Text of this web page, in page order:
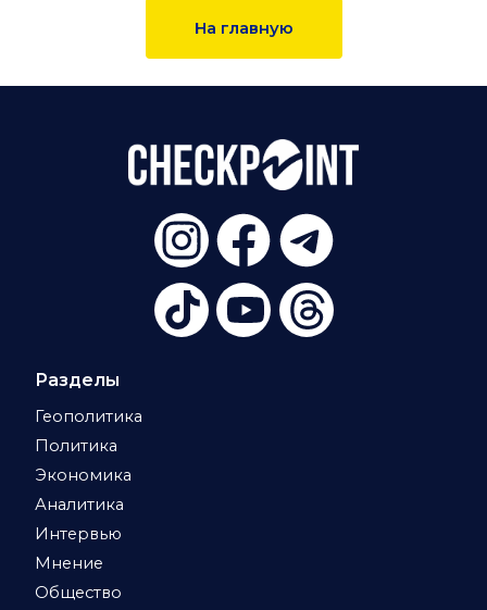
На главную
Разделы
Геополитика
Политика
Экономика
Аналитика
Интервью
Мнение
Общество